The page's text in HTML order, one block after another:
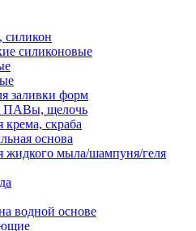
силиконовые
заливки форм
ПАВы, щелочь
скраба
основа
жидкого мыла/шампуня/геля
водной основе